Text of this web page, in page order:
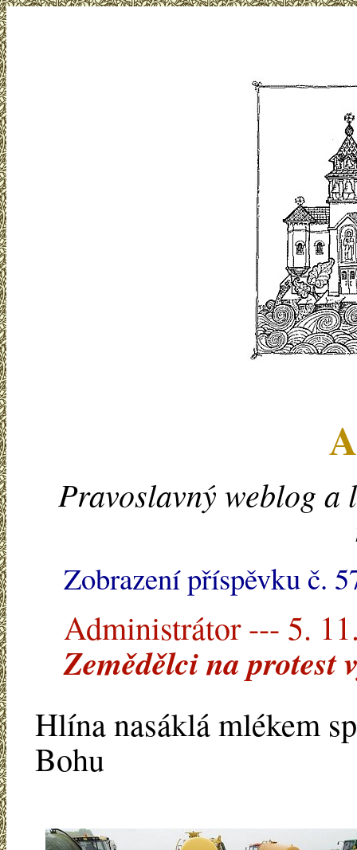
Pravoslavný weblog a
Zobrazení příspěvku č.
Administrátor --- 5.
Zemědělci na
Hlína nasáklá mlékem
Bohu